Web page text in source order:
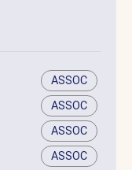
ASSOC
ASSOC
ASSOC
ASSOC